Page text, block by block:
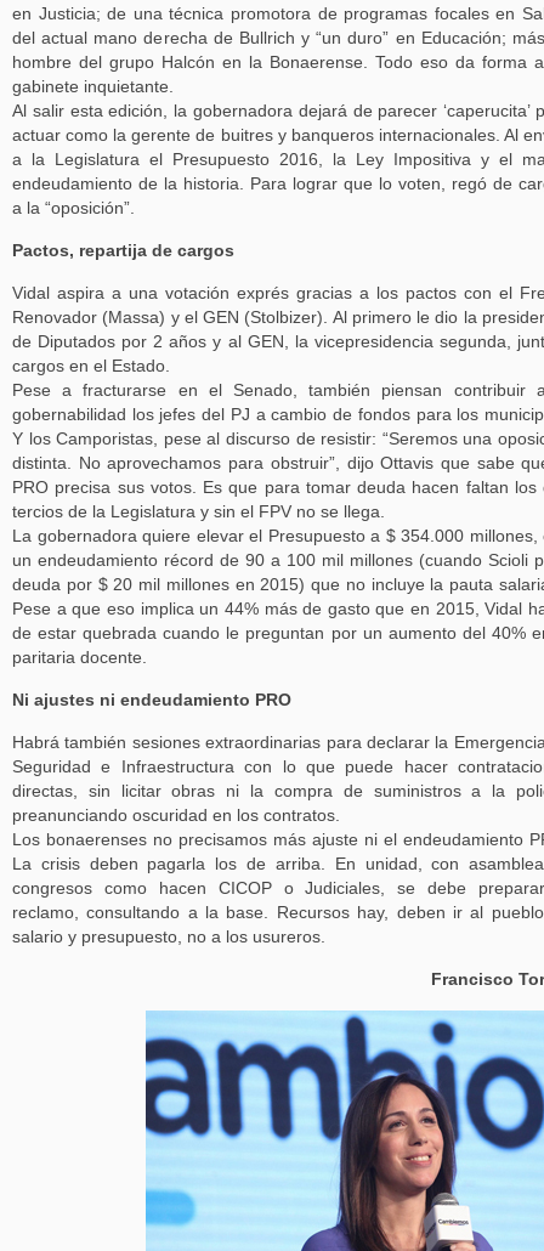
en Justicia; de una técnica promotora de programas focales en
del actual mano derecha de Bullrich y “un duro” en Educación;
hombre del grupo Halcón en la Bonaerense. Todo eso da forma
gabinete inquietante.
Al salir esta edición, la gobernadora dejará de parecer ‘caperucita’
actuar como la gerente de buitres y banqueros internacionales. Al
a la Legislatura el Presupuesto 2016, la Ley Impositiva y el
endeudamiento de la historia. Para lograr que lo voten, regó de
a la “oposición”.
Pactos, repartija de cargos
Vidal aspira a una votación exprés gracias a los pactos con el
Renovador (Massa) y el GEN (Stolbizer). Al primero le dio la
de Diputados por 2 años y al GEN, la vicepresidencia segunda,
cargos en el Estado.
Pese a fracturarse en el Senado, también piensan contribuir
gobernabilidad los jefes del PJ a cambio de fondos para los
Y los Camporistas, pese al discurso de resistir: “Seremos una
distinta. No aprovechamos para obstruir”, dijo Ottavis que sabe
PRO precisa sus votos. Es que para tomar deuda hacen faltan los
tercios de la Legislatura y sin el FPV no se llega.
La gobernadora quiere elevar el Presupuesto a $ 354.000 millones,
un endeudamiento récord de 90 a 100 mil millones (cuando Scioli
deuda por $ 20 mil millones en 2015) que no incluye la pauta
Pese a que eso implica un 44% más de gasto que en 2015, Vidal
de estar quebrada cuando le preguntan por un aumento del 40%
paritaria docente.
Ni ajustes ni endeudamiento PRO
Habrá también sesiones extraordinarias para declarar la
Seguridad e Infraestructura con lo que puede hacer
directas, sin licitar obras ni la compra de suministros a la
preanunciando oscuridad en los contratos.
Los bonaerenses no precisamos más ajuste ni el endeudamiento
La crisis deben pagarla los de arriba. En unidad, con
congresos como hacen CICOP o Judiciales, se debe
reclamo, consultando a la base. Recursos hay, deben ir al
salario y presupuesto, no a los usureros.
Francisco